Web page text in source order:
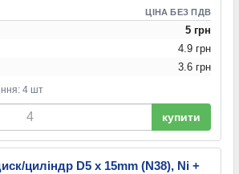
ЦІНА БЕЗ ПДВ
5 грн
4.9 грн
3.6 грн
4 шт
купити
циліндр D5 х 15mm (N38), Ni +